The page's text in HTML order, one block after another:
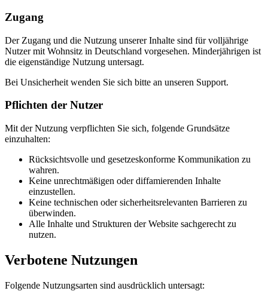
Zugang
Der Zugang und die Nutzung unserer Inhalte sind für volljährige
Nutzer mit Wohnsitz in Deutschland vorgesehen. Minderjährigen ist
die eigenständige Nutzung untersagt.
Bei Unsicherheit wenden Sie sich bitte an unseren Support.
Pflichten der Nutzer
Mit der Nutzung verpflichten Sie sich, folgende Grundsätze
einzuhalten:
Rücksichtsvolle und gesetzeskonforme Kommunikation zu
wahren.
Keine unrechtmäßigen oder diffamierenden Inhalte
einzustellen.
Keine technischen oder sicherheitsrelevanten Barrieren zu
überwinden.
Alle Inhalte und Strukturen der Website sachgerecht zu
nutzen.
Verbotene Nutzungen
Folgende Nutzungsarten sind ausdrücklich untersagt: